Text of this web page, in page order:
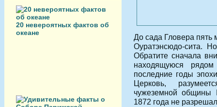
20 невероятных фактов об
океане
До сада Гловера пять
Оуратэнсюдо-сита.
Обратите сначала
находящуюся
последние годы
Церковь,
чужеземной общины
1872 года не